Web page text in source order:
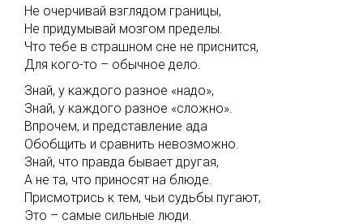
Не очерчивай взглядом границы,
Не придумывай мозгом пределы.
Что тебе в страшном сне не приснится,
Для кого-то – обычное дело.
Знай, у каждого разное «надо»,
Знай, у каждого разное «сложно».
Впрочем, и представление ада
Обобщить и сравнить невозможно.
Знай, что правда бывает другая,
А не та, что приносят на блюде.
Присмотрись к тем, чьи судьбы пугают,
Это – самые сильные люди.